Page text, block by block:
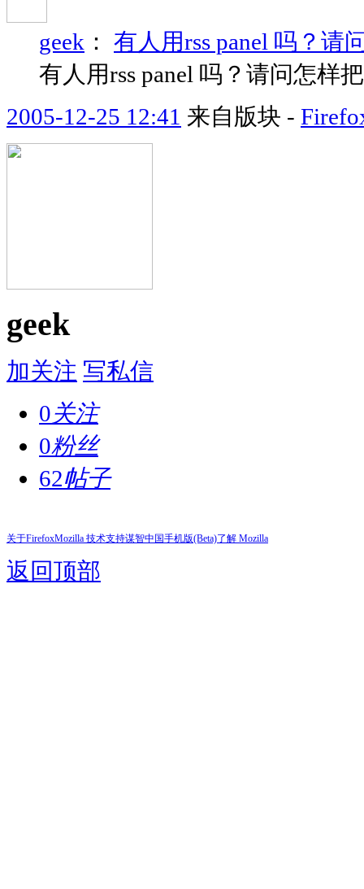
geek ： 有人用rss panel 吗？请
有人用rss panel 吗？请问怎样
2005-12-25 12:41 来自版块 -
geek
加关注 写私信
0关注
0粉丝
62帖子
关于FirefoxMozilla 技术支持谋智中国手机版(Beta)了解 Mozilla
返回顶部